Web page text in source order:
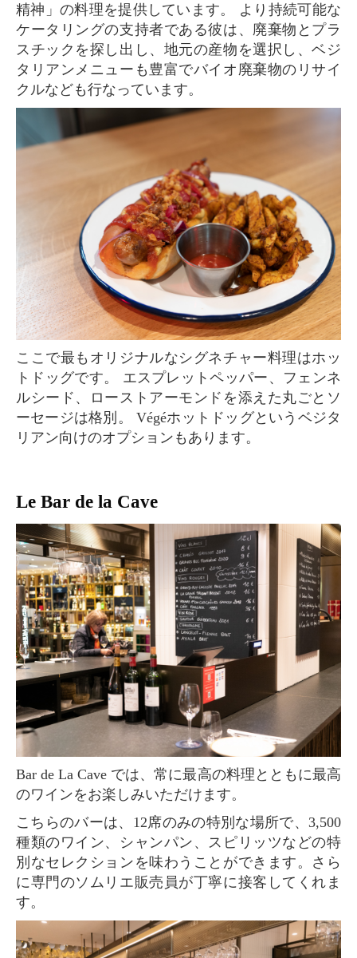
精神」の料理を提供しています。 より持続可能な
ケータリングの支持者である彼は、廃棄物とプラ
スチックを探し出し、地元の産物を選択し、ベジ
タリアンメニューも豊富でバイオ廃棄物のリサイ
クルなども行なっています。
ここで最もオリジナルなシグネチャー料理はホッ
トドッグです。 エスプレットペッパー、フェンネ
ルシード、ローストアーモンドを添えた丸ごとソ
ーセージは格別。 Végéホットドッグというベジタ
リアン向けのオプションもあります。
Le Bar de la Cave
Bar de La Cave では、常に最高の料理とともに最高
のワインをお楽しみいただけます。
こちらのバーは、12席のみの特別な場所で、3,500
種類のワイン、シャンパン、スピリッツなどの特
別なセレクションを味わうことができます。さら
に専門のソムリエ販売員が丁寧に接客してくれま
す。